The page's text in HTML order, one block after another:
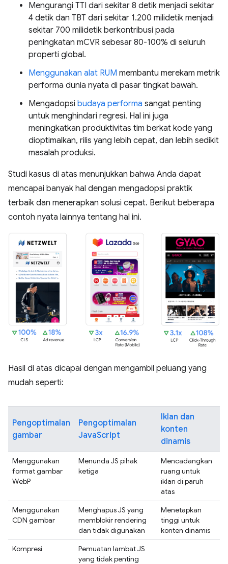
Mengurangi TTI dari sekitar 8 detik menjadi sekitar
4 detik dan TBT dari sekitar 1.200 milidetik menjadi
sekitar 700 milidetik berkontribusi pada
peningkatan mCVR sebesar 80-100% di seluruh
properti global.
Menggunakan alat RUM membantu merekam metrik
performa dunia nyata di pasar tingkat bawah.
Mengadopsi budaya performa sangat penting
untuk menghindari regresi. Hal ini juga
meningkatkan produktivitas tim berkat kode yang
dioptimalkan, rilis yang lebih cepat, dan lebih sedikit
masalah produksi.
Studi kasus di atas menunjukkan bahwa Anda dapat
mencapai banyak hal dengan mengadopsi praktik
terbaik dan menerapkan solusi cepat. Berikut beberapa
contoh nyata lainnya tentang hal ini.
Hasil di atas dicapai dengan mengambil peluang yang
mudah seperti:
Pengoptimalan
gambar
Pengoptimalan
JavaScript
Iklan dan
konten
dinamis
Menggunakan
format gambar
WebP
Menunda JS pihak
ketiga
Mencadangkan
ruang untuk
iklan di paruh
atas
Menggunakan
CDN gambar
Menghapus JS yang
memblokir rendering
dan tidak digunakan
Menetapkan
tinggi untuk
konten dinamis
Kompresi
Pemuatan lambat JS
yang tidak penting